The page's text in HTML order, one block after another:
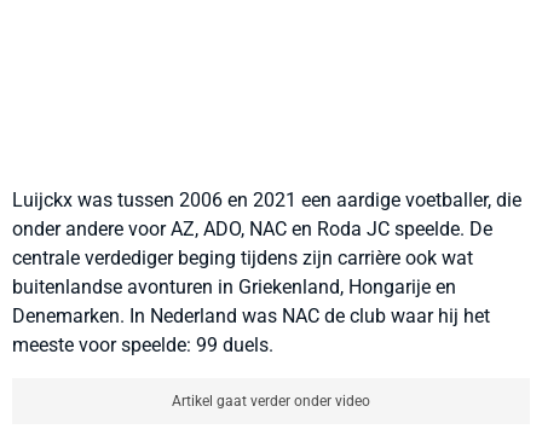
Luijckx was tussen 2006 en 2021 een aardige voetballer, die
onder andere voor AZ, ADO, NAC en Roda JC speelde. De
centrale verdediger beging tijdens zijn carrière ook wat
buitenlandse avonturen in Griekenland, Hongarije en
Denemarken. In Nederland was NAC de club waar hij het
meeste voor speelde: 99 duels.
Artikel gaat verder onder video